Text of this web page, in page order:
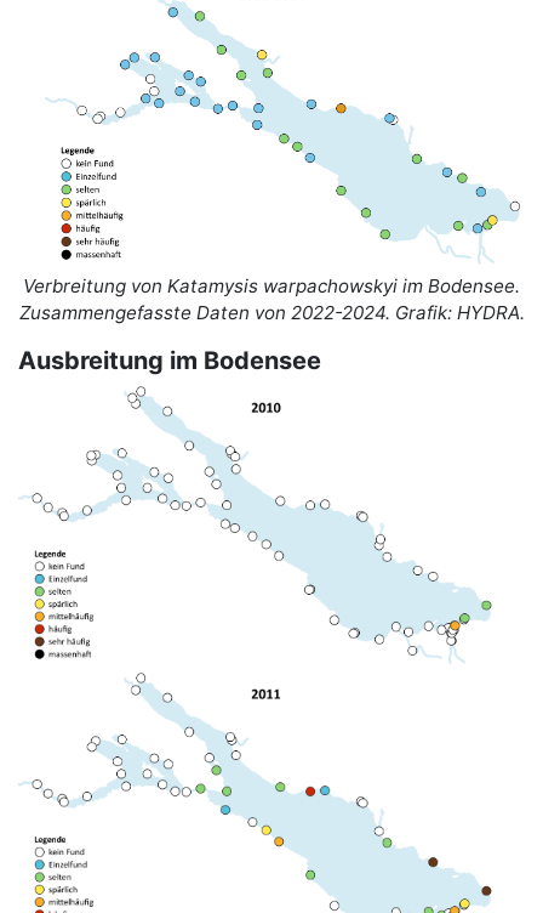
Verbreitung von Katamysis warpachowskyi im Bodensee.
Zusammengefasste Daten von 2022-2024. Grafik: HYDRA.
Ausbreitung im Bodensee